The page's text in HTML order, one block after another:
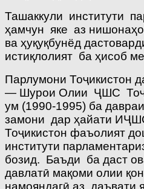
Ташаккули институти
ҳамчун яке аз
ва ҳуқуқбунёд
истиқлолият ба ҳисоб
Парлумони Тоҷикистон
— Шурои Олии ҶШС
ум (1990-1995) ба
замони дар ҳайати
Тоҷикистон фаъолият
институти
бозид. Баъди ба даст
давлатӣ мақоми олии
намояндагӣ аз даъвати